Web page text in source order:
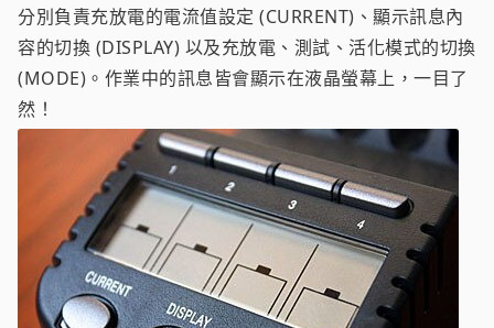
分別負責充放電的電流值設定 (CURRENT)、顯示訊息內
容的切換 (DISPLAY) 以及充放電、測試、活化模式的切換
(MODE)。作業中的訊息皆會顯示在液晶螢幕上，一目了
然！